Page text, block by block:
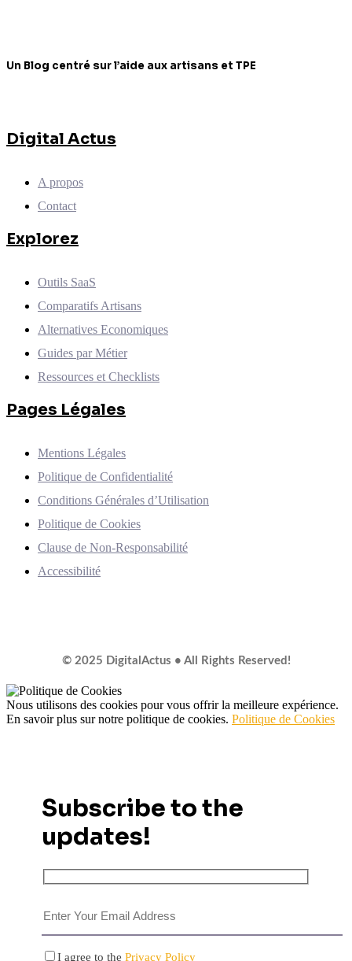
Un Blog centré sur l’aide aux artisans et TPE
Digital Actus
A propos
Contact
Explorez
Outils SaaS
Comparatifs Artisans
Alternatives Economiques
Guides par Métier
Ressources et Checklists
Pages Légales
Mentions Légales
Politique de Confidentialité
Conditions Générales d’Utilisation
Politique de Cookies
Clause de Non-Responsabilité
Accessibilité
© 2025 DigitalActus • All Rights Reserved!
Nous utilisons des cookies pour vous offrir la meilleure expérience.
En savoir plus sur notre politique de cookies. Politique de Cookies
Subscribe to the
updates!
I agree to the Privacy Policy